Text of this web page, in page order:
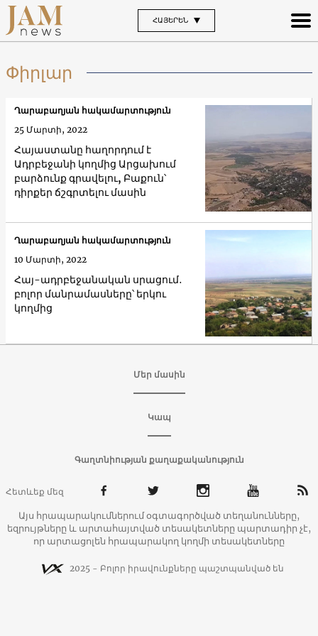
ՀԱՅԵՐԵՆ
Փիրլար
Հայաստանը հաղորդում է
Ադրբեջանի կողմից Արցախում
բարձունք գրավելու, Բաքուն՝
դիրքեր ճշգրտելու մասին
Ղարաբաղյան հակամարտություն
25 Մարտի, 2022
Հայ-ադրբեջանական սրացում․
բոլոր մանրամասները՝ երկու
կողմից
Ղարաբաղյան հակամարտություն
10 Մարտի, 2022
Մեր մասին
Կապ
Գաղտնիության քաղաքականություն
Հետևեք մեզ
Այս հրապարակումներում օգտագործված տեղանունները,
եզրույթները և արտահայտված տեսակետները պարտադիր չէ,
որ արտացոլեն հրապարակող կողմի տեսակետները
2025 - Բոլոր իրավունքները պաշտպանված են